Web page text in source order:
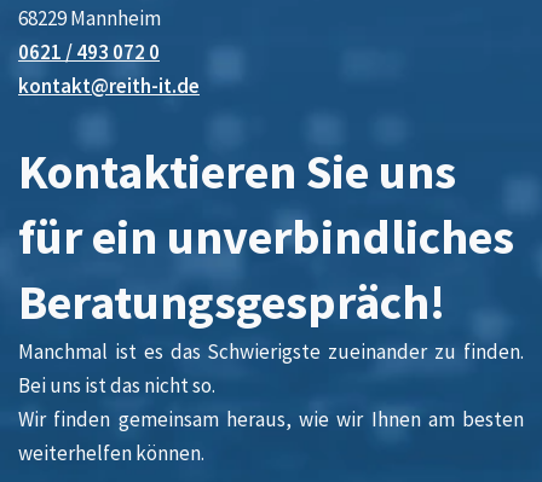
68229 Mannheim
0621 / 493 072 0
kontakt@reith-it.de
Kontaktieren Sie uns
für ein unverbindliches
Beratungsgespräch!
Manchmal ist es das Schwierigste zueinander zu finden.
Bei uns ist das nicht so.
Wir finden gemeinsam heraus, wie wir Ihnen am besten
weiterhelfen können.